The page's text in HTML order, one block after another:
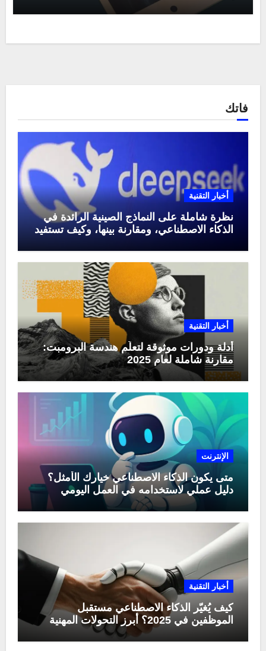
فاتك
أخبار التقنية
نظرة شاملة على النماذج الصينية الرائدة في
الذكاء الاصطناعي، ومقارنة بينها، وكيف تستفيد
أخبار التقنية
أدلة ودورات موثوقة لتعلّم هندسة البرومبت:
مقارنة شاملة لعام 2025
الإنترنت
متى يكون الذكاء الاصطناعي خيارك الأمثل؟
دليل عملي لاستخدامه في العمل اليومي
أخبار التقنية
كيف يُغيّر الذكاء الاصطناعي مستقبل
الموظفين في 2025؟ أبرز التحولات المهنية